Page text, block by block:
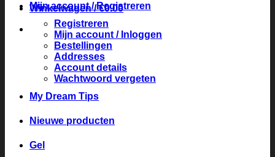
Winkelwagen /€0.00
Mijn account / Registreren
Registreren
Mijn account / Inloggen
Bestellingen
Addresses
Account details
Wachtwoord vergeten
My Dream Tips
Nieuwe producten
Gel